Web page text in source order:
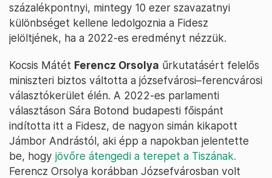
százalékpontnyi, mintegy 10 ezer szavazatnyi
különbséget kellene ledolgoznia a Fidesz
jelöltjének, ha a 2022-es eredményt nézzük.
Kocsis Mátét Ferencz Orsolya űrkutatásért felelős
miniszteri biztos váltotta a józsefvárosi–ferencvárosi
választókerület élén. A 2022-es parlamenti
választáson Sára Botond budapesti főispánt
indította itt a Fidesz, de nagyon simán kikapott
Jámbor Andrástól, aki épp a napokban jelentette
be, hogy jövőre átengedi a terepet a Tiszának.
Ferencz Orsolya korábban Józsefvárosban volt